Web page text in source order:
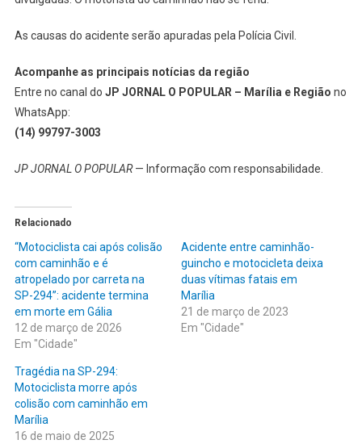
As causas do acidente serão apuradas pela Polícia Civil.
Acompanhe as principais notícias da região
Entre no canal do JP JORNAL O POPULAR – Marília e Região no
WhatsApp:
(14) 99797-3003
JP JORNAL O POPULAR— Informação com responsabilidade.
Relacionado
“Motociclista cai após colisão
com caminhão e é
atropelado por carreta na
SP-294”: acidente termina
em morte em Gália
12 de março de 2026
Em "Cidade"
Acidente entre caminhão-
guincho e motocicleta deixa
duas vítimas fatais em
Marília
21 de março de 2023
Em "Cidade"
Tragédia na SP-294:
Motociclista morre após
colisão com caminhão em
Marília
16 de maio de 2025